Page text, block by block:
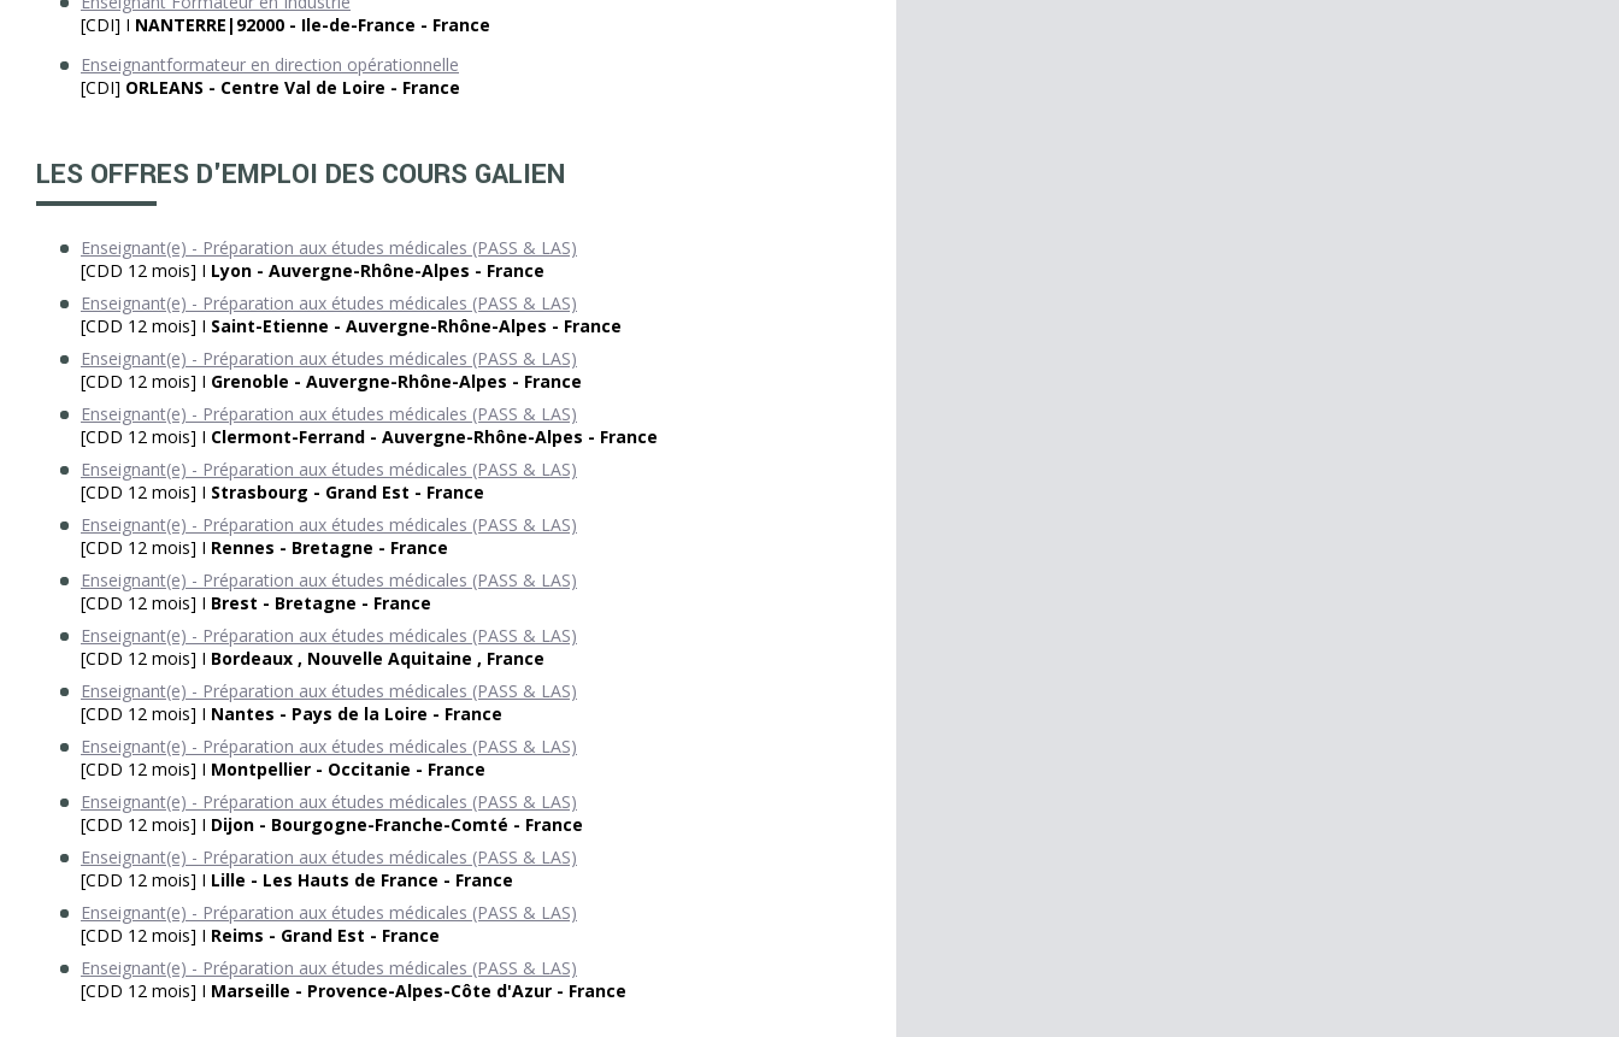
[CDI] I NANTERRE|92000 - Ile-de-France - France
Enseignantformateur en direction opérationnelle
[CDI] ORLEANS - Centre Val de Loire - France
LES OFFRES D'EMPLOI DES COURS GALIEN
Enseignant(e) - Préparation aux études médicales (PASS & LAS)
[CDD 12 mois] I Lyon - Auvergne-Rhône-Alpes - France
Enseignant(e) - Préparation aux études médicales (PASS & LAS)
[CDD 12 mois] I Saint-Etienne - Auvergne-Rhône-Alpes - France
Enseignant(e) - Préparation aux études médicales (PASS & LAS)
[CDD 12 mois] I Grenoble - Auvergne-Rhône-Alpes - France
Enseignant(e) - Préparation aux études médicales (PASS & LAS)
[CDD 12 mois] I Clermont-Ferrand - Auvergne-Rhône-Alpes - France
Enseignant(e) - Préparation aux études médicales (PASS & LAS)
[CDD 12 mois] I Strasbourg - Grand Est - France
Enseignant(e) - Préparation aux études médicales (PASS & LAS)
[CDD 12 mois] I Rennes - Bretagne - France
Enseignant(e) - Préparation aux études médicales (PASS & LAS)
[CDD 12 mois] I Brest - Bretagne - France
Enseignant(e) - Préparation aux études médicales (PASS & LAS)
[CDD 12 mois] I Bordeaux , Nouvelle Aquitaine , France
Enseignant(e) - Préparation aux études médicales (PASS & LAS)
[CDD 12 mois] I Nantes - Pays de la Loire - France
Enseignant(e) - Préparation aux études médicales (PASS & LAS)
[CDD 12 mois] I Montpellier - Occitanie - France
Enseignant(e) - Préparation aux études médicales (PASS & LAS)
[CDD 12 mois] I Dijon - Bourgogne-Franche-Comté - France
Enseignant(e) - Préparation aux études médicales (PASS & LAS)
[CDD 12 mois] I Lille - Les Hauts de France - France
Enseignant(e) - Préparation aux études médicales (PASS & LAS)
[CDD 12 mois] I Reims - Grand Est - France
Enseignant(e) - Préparation aux études médicales (PASS & LAS)
[CDD 12 mois] I Marseille - Provence-Alpes-Côte d'Azur - France